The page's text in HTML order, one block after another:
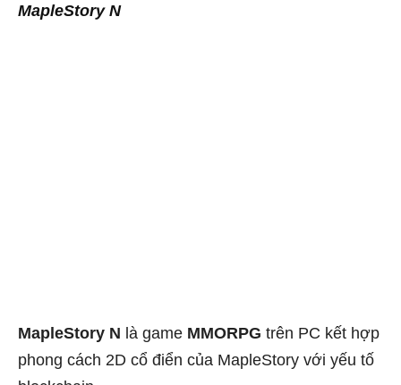
MapleStory N
MapleStory N là game MMORPG trên PC kết hợp
phong cách 2D cổ điển của MapleStory với yếu tố